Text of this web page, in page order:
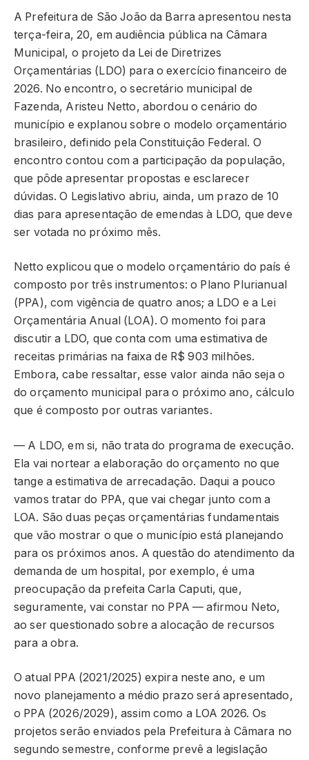
A Prefeitura de São João da Barra apresentou nesta
terça-feira, 20, em audiência pública na Câmara
Municipal, o projeto da Lei de Diretrizes
Orçamentárias (LDO) para o exercício financeiro de
2026. No encontro, o secretário municipal de
Fazenda, Aristeu Netto, abordou o cenário do
município e explanou sobre o modelo orçamentário
brasileiro, definido pela Constituição Federal. O
encontro contou com a participação da população,
que pôde apresentar propostas e esclarecer
dúvidas. O Legislativo abriu, ainda, um prazo de 10
dias para apresentação de emendas à LDO, que deve
ser votada no próximo mês.
Netto explicou que o modelo orçamentário do país é
composto por três instrumentos: o Plano Plurianual
(PPA), com vigência de quatro anos; a LDO e a Lei
Orçamentária Anual (LOA). O momento foi para
discutir a LDO, que conta com uma estimativa de
receitas primárias na faixa de R$ 903 milhões.
Embora, cabe ressaltar, esse valor ainda não seja o
do orçamento municipal para o próximo ano, cálculo
que é composto por outras variantes.
— A LDO, em si, não trata do programa de execução.
Ela vai nortear a elaboração do orçamento no que
tange a estimativa de arrecadação. Daqui a pouco
vamos tratar do PPA, que vai chegar junto com a
LOA. São duas peças orçamentárias fundamentais
que vão mostrar o que o município está planejando
para os próximos anos. A questão do atendimento da
demanda de um hospital, por exemplo, é uma
preocupação da prefeita Carla Caputi, que,
seguramente, vai constar no PPA — afirmou Neto,
ao ser questionado sobre a alocação de recursos
para a obra.
O atual PPA (2021/2025) expira neste ano, e um
novo planejamento a médio prazo será apresentado,
o PPA (2026/2029), assim como a LOA 2026. Os
projetos serão enviados pela Prefeitura à Câmara no
segundo semestre, conforme prevê a legislação